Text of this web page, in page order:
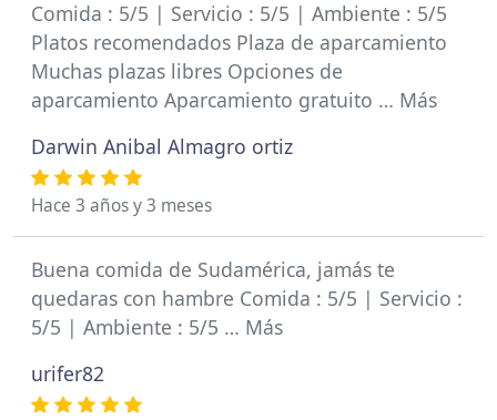
Comida : 5/5 | Servicio : 5/5 | Ambiente : 5/5
Platos recomendados Plaza de aparcamiento
Muchas plazas libres Opciones de
aparcamiento Aparcamiento gratuito … Más
Darwin Anibal Almagro ortiz
Hace 3 años y 3 meses
Buena comida de Sudamérica, jamás te
quedaras con hambre Comida : 5/5 | Servicio :
5/5 | Ambiente : 5/5 … Más
urifer82